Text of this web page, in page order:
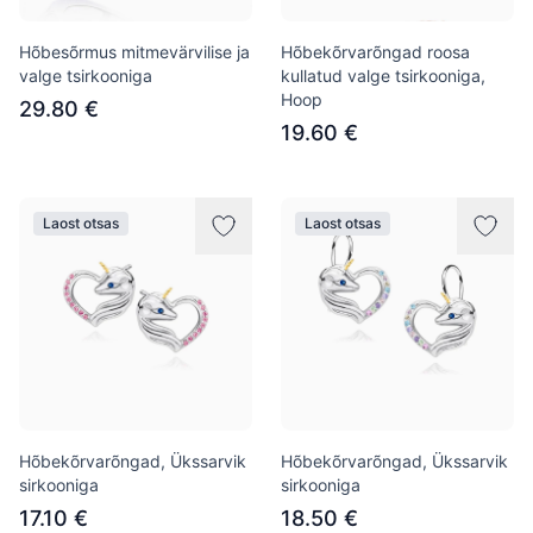
Hõbesõrmus mitmevärvilise ja
valge tsirkooniga
29.80 €
Hõbekõrvarõngad roosa
kullatud valge tsirkooniga,
Hoop
19.60 €
Laost otsas
Hõbekõrvarõngad, Ükssarvik
sirkooniga
17.10 €
Laost otsas
Hõbekõrvarõngad, Ükssarvik
sirkooniga
18.50 €